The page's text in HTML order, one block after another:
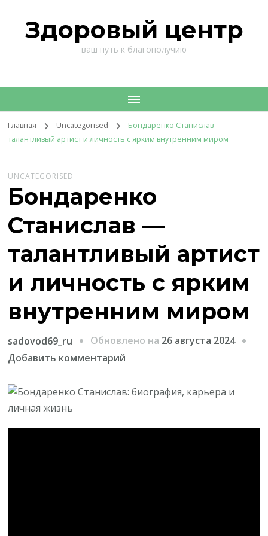
Здоровый центр
ваш путь к благополучию
Главная Uncategorised
Бондаренко Станислав —
талантливый артист и личность с ярким внутренним миром
UNCATEGORISED
Бондаренко
Станислав —
талантливый артист
и личность с ярким
внутренним миром
sadovod69_ru Обновлено на 26 августа 2024
Добавить комментарий
Бондаренко